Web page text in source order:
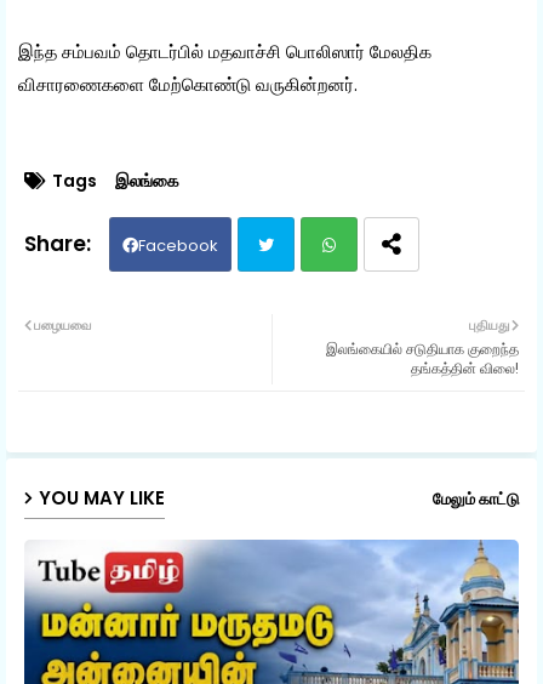
இந்த சம்பவம் தொடர்பில் மதவாச்சி பொலிஸார் மேலதிக
விசாரணைகளை மேற்கொண்டு வருகின்றனர்.
Tags இலங்கை
Facebook
ats
p
புதியது
இலங்கையில் சடுதியாக குறைந்த
தங்கத்தின் விலை!
பழையவை
YOU MAY LIKE மேலும் காட்டு